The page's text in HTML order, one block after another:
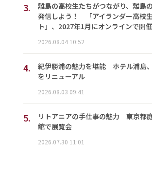
3.
離島の高校生たちがつながり、離島
発信しよう！ 「アイランダー高校
ト」、2027年1月にオンラインで開催
2026.08.04 10:52
4.
紀伊勝浦の魅力を堪能 ホテル浦島
をリニューアル
2026.08.03 09:41
5.
リトアニアの手仕事の魅力 東京都
館で展覧会
2026.07.30 11:01